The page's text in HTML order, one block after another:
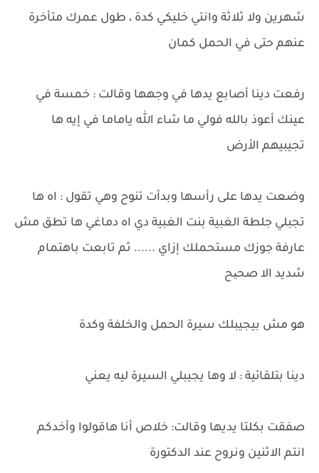
شهرين ولا ثلاثة وانتي خليكي كدة ، طول عمرك متأخرة
عنهم حتى في الحمل كمان
رفعت دينا أصابع يدها في وجهها وقالت : خمسة في
عينك أعوذ بالله فولي ما شاء الله ياماما في إيه ها
تجيبيهم الأرض
وضعت يدها على رأسها وبدأت تنوح وهي تقول : اه ها
تجبلي جلطة الغبية بنت الغبية دي اه دماغي ها تطق مش
عارفة جوزك مستحملك إزاي ...... ثم تابعت باهتمام
شديد الا صحیح
هو مش بيجيبلك سيرة الحمل والخلفة وكدة
دينا بتلقائية : لا وها يجيبلي السيرة ليه يعني
صفقت بكلتا يديها وقالت: خلاص أنا هاقولوا وأخدكم
انتم الاثنين ونروح عند الدكتورة